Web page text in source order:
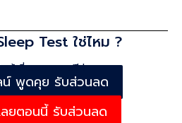
Test ใช่ไหม ?
หน้าที่เฉพาะทาง ฟรี !
น์ พูดคุย รับส่วนลด
ลยตอนนี้ รับส่วนลด